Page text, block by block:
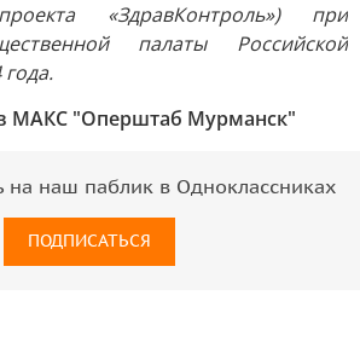
«ЗдравКонтроль») при
палаты Российской
МАКС "Оперштаб Мурманск"
на наш паблик в Одноклассниках
ПОДПИСАТЬСЯ